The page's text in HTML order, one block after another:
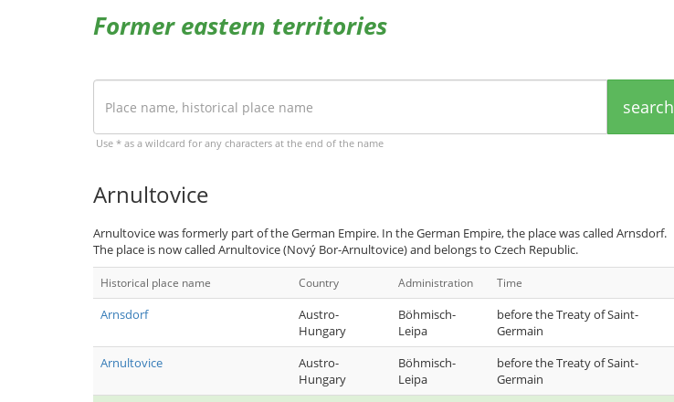
Former eastern territories
search
Use * as a wildcard for any characters at the end of the name
Arnultovice
Arnultovice was formerly part of the German Empire. In the German Empire, the place was called Arnsdorf.
The place is now called Arnultovice (Nový Bor-Arnultovice) and belongs to Czech Republic.
Historical place name Country Administration Time
Arnsdorf
Austro-
Hungary
Böhmisch-
Leipa
before the Treaty of Saint-
Germain
Arnultovice
Austro-
Hungary
Böhmisch-
Leipa
before the Treaty of Saint-
Germain